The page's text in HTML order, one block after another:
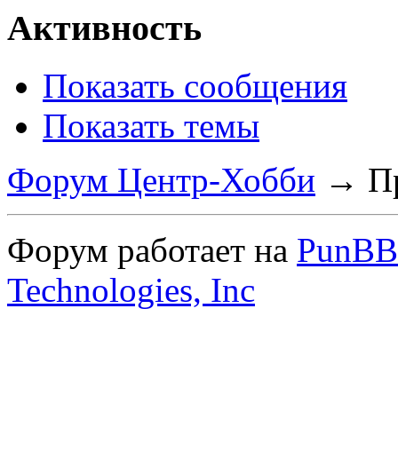
Активность
Показать сообщения
Показать темы
Форум Центр-Хобби →
Форум работает на PunBB
Technologies, Inc